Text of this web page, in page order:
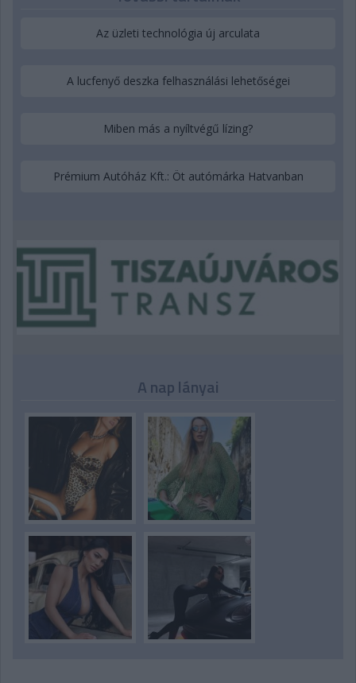
Az üzleti technológia új arculata
A lucfenyő deszka felhasználási lehetőségei
Miben más a nyíltvégű lízing?
Prémium Autóház Kft.: Öt autómárka Hatvanban
A nap lányai